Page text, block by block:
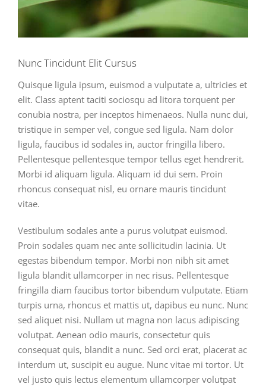
Nunc Tincidunt Elit Cursus
Quisque ligula ipsum, euismod a vulputate a, ultricies et
elit. Class aptent taciti sociosqu ad litora torquent per
conubia nostra, per inceptos himenaeos. Nulla nunc dui,
tristique in semper vel, congue sed ligula. Nam dolor
ligula, faucibus id sodales in, auctor fringilla libero.
Pellentesque pellentesque tempor tellus eget hendrerit.
Morbi id aliquam ligula. Aliquam id dui sem. Proin
rhoncus consequat nisl, eu ornare mauris tincidunt
vitae.
Vestibulum sodales ante a purus volutpat euismod.
Proin sodales quam nec ante sollicitudin lacinia. Ut
egestas bibendum tempor. Morbi non nibh sit amet
ligula blandit ullamcorper in nec risus. Pellentesque
fringilla diam faucibus tortor bibendum vulputate. Etiam
turpis urna, rhoncus et mattis ut, dapibus eu nunc. Nunc
sed aliquet nisi. Nullam ut magna non lacus adipiscing
volutpat. Aenean odio mauris, consectetur quis
consequat quis, blandit a nunc. Sed orci erat, placerat ac
interdum ut, suscipit eu augue. Nunc vitae mi tortor. Ut
vel justo quis lectus elementum ullamcorper volutpat